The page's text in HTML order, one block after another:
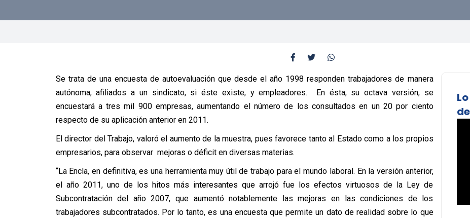
Se trata de una encuesta de autoevaluación que desde el año 1998 responden trabajadores de manera
autónoma, afiliados a un sindicato, si éste existe, y empleadores. En ésta, su octava versión, se
encuestará a tres mil 900 empresas, aumentando el número de los consultados en un 20 por ciento
respecto de su aplicación anterior en 2011.
El director del Trabajo, valoró el aumento de la muestra, pues favorece tanto al Estado como a los propios
empresarios, para observar mejoras o déficit en diversas materias.
“La Encla, en definitiva, es una herramienta muy útil de trabajo para el mundo laboral. En la versión anterior,
el año 2011, uno de los hitos más interesantes que arrojó fue los efectos virtuosos de la Ley de
Subcontratación del año 2007, que aumentó notablemente las mejoras en las condiciones de los
trabajadores subcontratados. Por lo tanto, es una encuesta que permite un dato de realidad sobre lo que